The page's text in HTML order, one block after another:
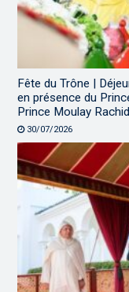
Fête du Trône |
en présence du
Prince Moulay Rachid
30/07/2026